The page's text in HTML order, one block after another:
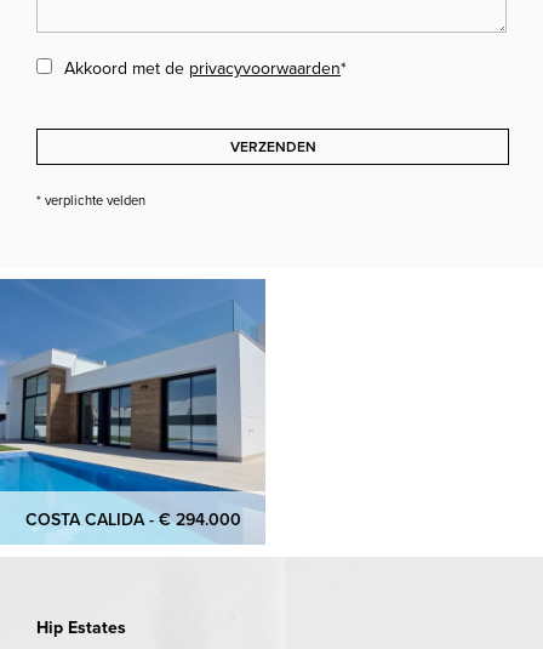
Akkoord met de privacyvoorwaarden*
VERZENDEN
* verplichte velden
COSTA CALIDA - € 294.000
Hip Estates